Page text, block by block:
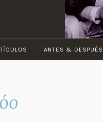
ANTES & DESPUÉS